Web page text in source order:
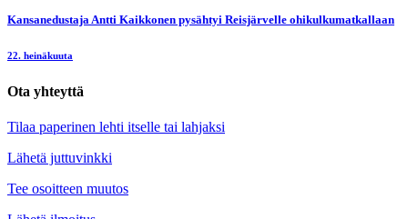
Kansanedustaja Antti Kaikkonen pysähtyi Reisjärvelle ohikulkumatkallaan
22. heinäkuuta
Ota yhteyttä
Tilaa paperinen lehti itselle tai lahjaksi
Lähetä juttuvinkki
Tee osoitteen muutos